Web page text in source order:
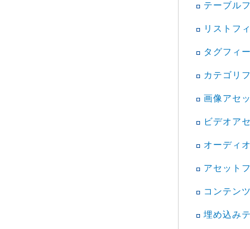
テーブル
リストフ
タグフィ
カテゴリ
画像アセ
ビデオア
オーディ
アセット
コンテン
埋め込み